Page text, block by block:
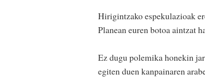
Hirigintzako espekulazioak
Planean euren botoa aintzat
Ez dugu polemika honekin
egiten duen kanpainaren